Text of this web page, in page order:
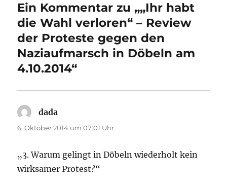
Ein Kommentar zu „„Ihr habt
die Wahl verloren“ – Review
der Proteste gegen den
Naziaufmarsch in Döbeln am
4.10.2014“
dada
6. Oktober 2014 um 07:01 Uhr
„3. Warum gelingt in Döbeln wiederholt kein
wirksamer Protest?“